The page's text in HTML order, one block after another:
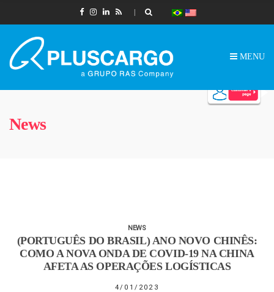
MENU
News
NEWS
(PORTUGUÊS DO BRASIL) ANO NOVO CHINÊS:
COMO A NOVA ONDA DE COVID-19 NA CHINA
AFETA AS OPERAÇÕES LOGÍSTICAS
4/01/2023